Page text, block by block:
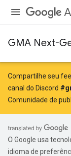
GMA Next-
Compartilhe seu
canal do Discord
Comunidade de
O Google usa
idioma de